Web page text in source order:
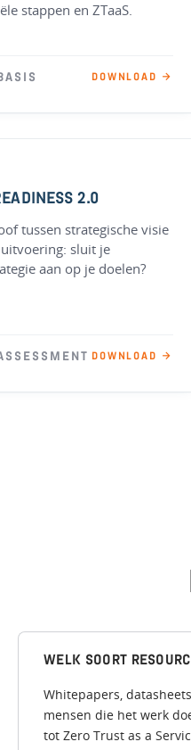
stappen en ZTaaS.
DOWNLOAD →
2.0
tussen strategische visie
sluit je
aan op je doelen?
DOWNLOAD →
WELK SOORT
Whitepapers,
mensen die het werk
tot Zero Trust as a